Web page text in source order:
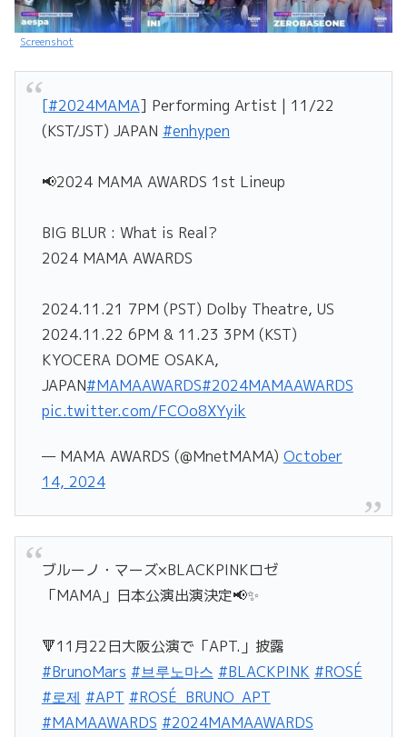
Screenshot
[#2024MAMA] Performing Artist | 11/22
(KST/JST) JAPAN #enhypen
📢2024 MAMA AWARDS 1st Lineup
BIG BLUR : What is Real?
2024 MAMA AWARDS
2024.11.21 7PM (PST) Dolby Theatre, US
2024.11.22 6PM & 11.23 3PM (KST)
KYOCERA DOME OSAKA,
JAPAN#MAMAAWARDS#2024MAMAAWARDS
pic.twitter.com/FCOo8XYyik
— MAMA AWARDS (@MnetMAMA) October
14, 2024
ブルーノ・マーズ×BLACKPINKロゼ
「MAMA」日本公演出演決定📢✨
🔻11月22日大阪公演で「APT.」披露
#BrunoMars #브루노마스 #BLACKPINK #ROSÉ
#로제 #APT #ROSÉ_BRUNO_APT
#MAMAAWARDS #2024MAMAAWARDS